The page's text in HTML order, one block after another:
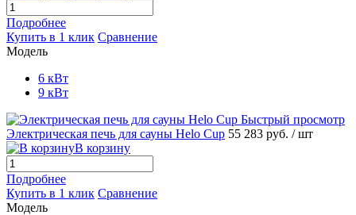
Подробнее
Купить в 1 клик Сравнение
Модель
6 кВт
9 кВт
Быстрый просмотр
Электрическая печь для сауны Helo Cup 55 283 руб. / шт
В корзину
Подробнее
Купить в 1 клик Сравнение
Модель